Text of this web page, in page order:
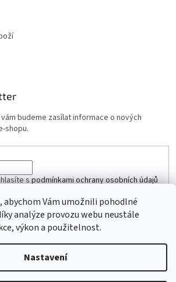
abychom Vám umožnili pohodlné
analýze provozu webu neustále
výkon a použitelnost.
Nastavení
budeme zasílat informace o nových
shopu.
spodmínkami ochrany osobních údajů
Vytvořil Shoptet